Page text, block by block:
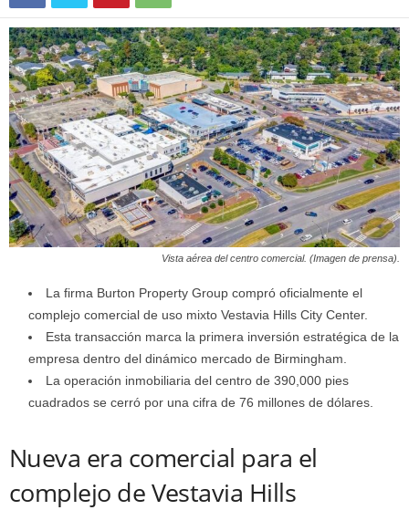
Vista aérea del centro comercial. (Imagen de prensa).
La firma Burton Property Group compró oficialmente el
complejo comercial de uso mixto Vestavia Hills City Center.
Esta transacción marca la primera inversión estratégica de la
empresa dentro del dinámico mercado de Birmingham.
La operación inmobiliaria del centro de 390,000 pies
cuadrados se cerró por una cifra de 76 millones de dólares.
Nueva era comercial para el
complejo de Vestavia Hills